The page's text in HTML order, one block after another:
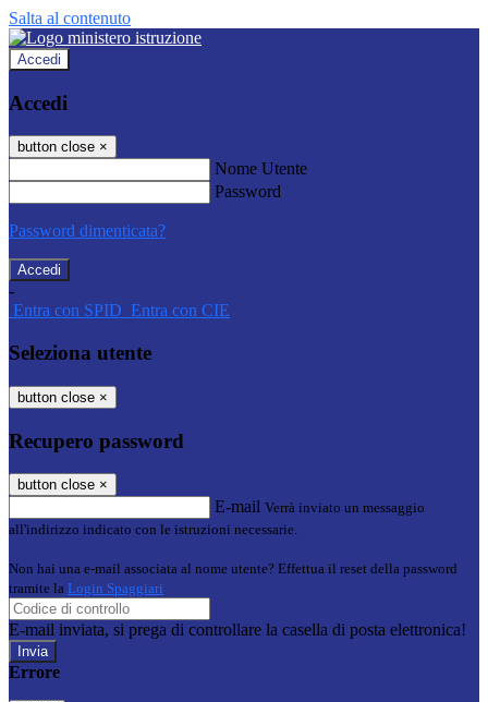
Salta al contenuto
Accedi
Accedi
button close ×
Nome Utente
Password
Password dimenticata?
-
Entra con SPID Entra con CIE
Seleziona utente
button close ×
Recupero password
button close ×
E-mail Verrà inviato un messaggio
all'indirizzo indicato con le istruzioni necessarie.
Non hai una e-mail associata al nome utente? Effettua il reset della password
tramite la Login Spaggiari
E-mail inviata, si prega di controllare la casella di posta elettronica!
Errore